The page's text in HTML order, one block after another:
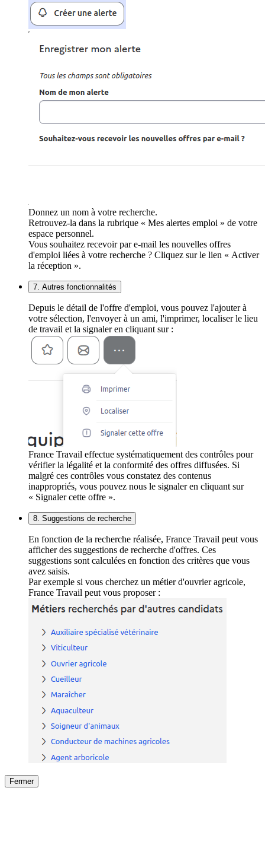
Donnez un nom à votre recherche.
Retrouvez-la dans la rubrique « Mes alertes emploi » de votre
espace personnel.
Vous souhaitez recevoir par e-mail les nouvelles offres
d'emploi liées à votre recherche ? Cliquez sur le lien « Activer
la réception ».
7. Autres fonctionnalités
Depuis le détail de l'offre d'emploi, vous pouvez l'ajouter à
votre sélection, l'envoyer à un ami, l'imprimer, localiser le lieu
de travail et la signaler en cliquant sur :
France Travail effectue systématiquement des contrôles pour
vérifier la légalité et la conformité des offres diffusées. Si
malgré ces contrôles vous constatez des contenus
inappropriés, vous pouvez nous le signaler en cliquant sur
« Signaler cette offre ».
8. Suggestions de recherche
En fonction de la recherche réalisée, France Travail peut vous
afficher des suggestions de recherche d'offres. Ces
suggestions sont calculées en fonction des critères que vous
avez saisis.
Par exemple si vous cherchez un métier d'ouvrier agricole,
France Travail peut vous proposer :
Fermer